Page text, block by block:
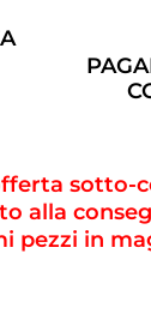
sotto-
alla
pezzi in